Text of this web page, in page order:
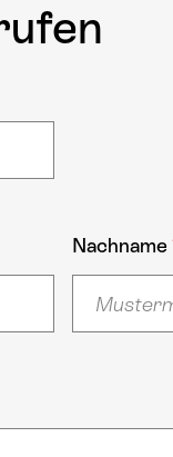
Nachname